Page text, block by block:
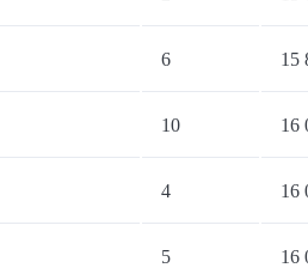
6 15
10 16
4 16
5 16